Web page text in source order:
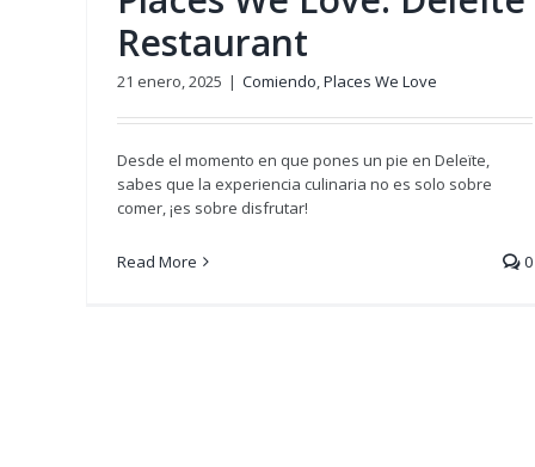
Restaurant
21 enero, 2025 | Comiendo,Places We Love
Desde el momento en que pones un pie en Deleïte,
sabes que la experiencia culinaria no es solo sobre
comer, ¡es sobre disfrutar!
Read More 0